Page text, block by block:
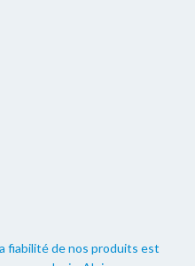
fiabilité de nos produits est